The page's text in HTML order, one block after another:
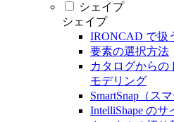
シェイプ
シェイプ
IRONCAD で扱
要素の選択方法
カタログからの
モデリング
SmartSnap（ス
IntelliShape のサ